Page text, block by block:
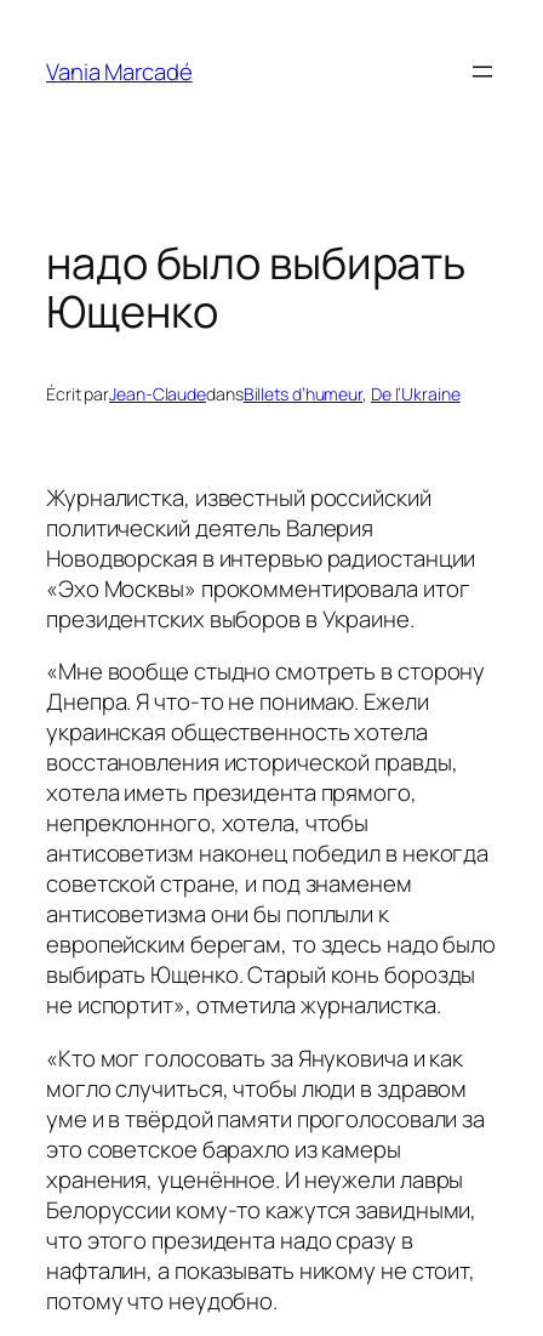
contenu
Vania Marcadé
надо было выбирать
Ющенко
Écrit parJean-ClaudedansBillets d’humeur, De l’Ukraine
Журналистка, известный российский
политический деятель Валерия
Новодворская в интервью радиостанции
«Эхо Москвы» прокомментировала итог
президентских выборов в Украине.
«Мне вообще стыдно смотреть в сторону
Днепра. Я что-то не понимаю. Ежели
украинская общественность хотела
восстановления исторической правды,
хотела иметь президента прямого,
непреклонного, хотела, чтобы
антисоветизм наконец победил в некогда
советской стране, и под знаменем
антисоветизма они бы поплыли к
европейским берегам, то здесь надо было
выбирать Ющенко. Старый конь борозды
не испортит», отметила журналистка.
«Кто мог голосовать за Януковича и как
могло случиться, чтобы люди в здравом
уме и в твёрдой памяти проголосовали за
это советское барахло из камеры
хранения, уценённое. И неужели лавры
Белоруссии кому-то кажутся завидными,
что этого президента надо сразу в
нафталин, а показывать никому не стоит,
потому что неудобно.